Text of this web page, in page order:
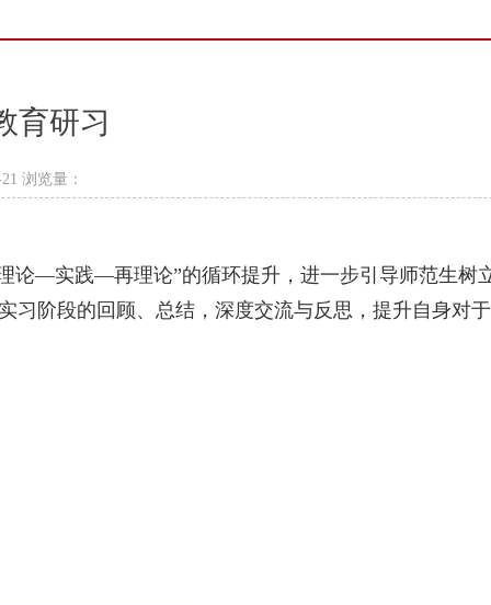
育研习
浏览量：
论—实践—再理论”的循环提升，进一步引导师范生树
阶段的回顾、总结，深度交流与反思，提升自身对